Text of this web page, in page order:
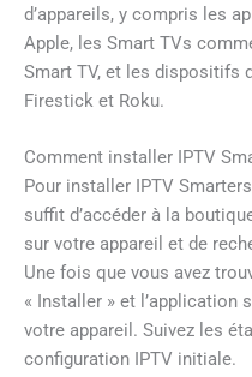
d’appareils, y compris les
Apple, les Smart TVs
Smart TV, et les dispositifs
Firestick et Roku.
Comment installer IPTV
Pour installer IPTV
suffit d’accéder à la
sur votre appareil et de
Une fois que vous avez
« Installer » et l’application
votre appareil. Suivez les
configuration IPTV initiale.